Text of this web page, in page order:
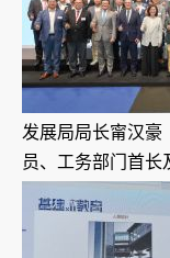
发展局局长甯汉豪
员、工务部门首长